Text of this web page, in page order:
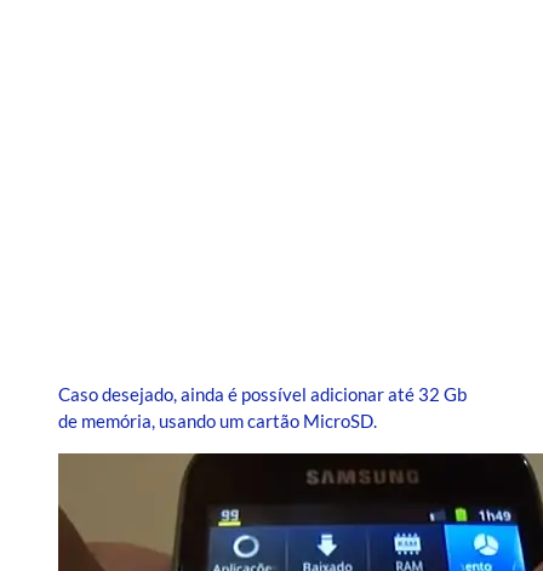
Caso desejado, ainda é possível adicionar até 32 Gb
de memória, usando um cartão MicroSD.